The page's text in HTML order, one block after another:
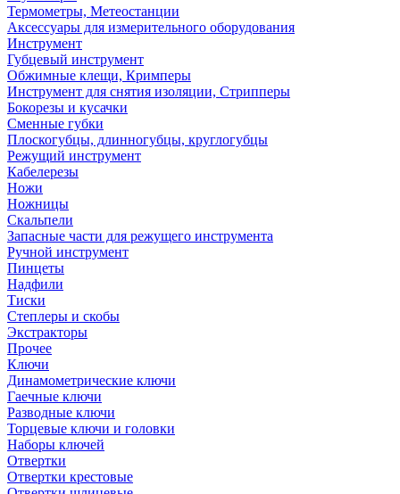
Термометры, Метеостанции
Аксессуары для измерительного оборудования
Инструмент
Губцевый инструмент
Обжимные клещи, Кримперы
Инструмент для снятия изоляции, Стрипперы
Бокорезы и кусачки
Сменные губки
Плоскогубцы, длинногубцы, круглогубцы
Режущий инструмент
Кабелерезы
Ножи
Ножницы
Скальпели
Запасные части для режущего инструмента
Ручной инструмент
Пинцеты
Надфили
Тиски
Степлеры и скобы
Экстракторы
Прочее
Ключи
Динамометрические ключи
Гаечные ключи
Разводные ключи
Торцевые ключи и головки
Наборы ключей
Отвертки
Отвертки крестовые